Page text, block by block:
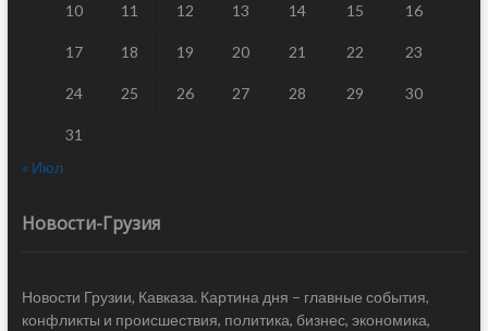
10 11 12 13 14 15 16
17 18 19 20 21 22 23
24 25 26 27 28 29 30
31
« Июл
Новости-Грузия
Новости Грузии, Кавказа. Картина дня – главные события,
конфликты и происшествия, политика, бизнес, экономика,